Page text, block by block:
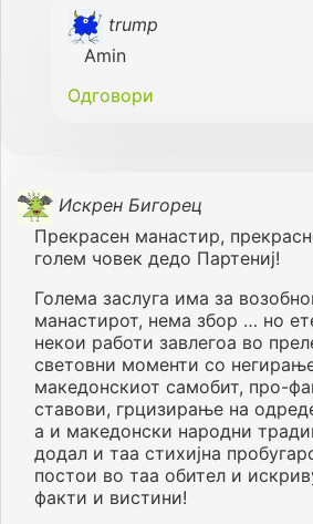
trump
Amin
Одговори
Искрен Бигорец
Прекрасен манастир,
голем човек дедо Партениј!
Голема заслуга има за
манастирот, нема збор … но
некои работи завлегоа во
световни моменти со
македонскиот самобит, про-
ставови, грцизирање на
а и македонски народни
додал и таа стихијна
постои во таа обител и
факти и вистини!